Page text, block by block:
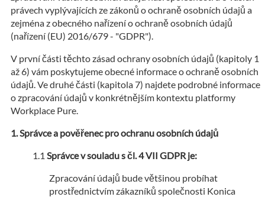
právech vyplývajících ze zákonů o ochraně osobních údajů a
zejména z obecného nařízení o ochraně osobních údajů
(nařízení (EU) 2016/679 - "GDPR").
V první části těchto zásad ochrany osobních údajů (kapitoly 1
až 6) vám poskytujeme obecné informace o ochraně osobních
údajů. Ve druhé části (kapitola 7) najdete podrobné informace
o zpracování údajů v konkrétnějším kontextu platformy
Workplace Pure.
Správce a pověřenec pro ochranu osobních údajů
Správce v souladu s čl. 4 VII GDPR je:
Zpracování údajů bude většinou probíhat
prostřednictvím zákazníků společnosti Konica